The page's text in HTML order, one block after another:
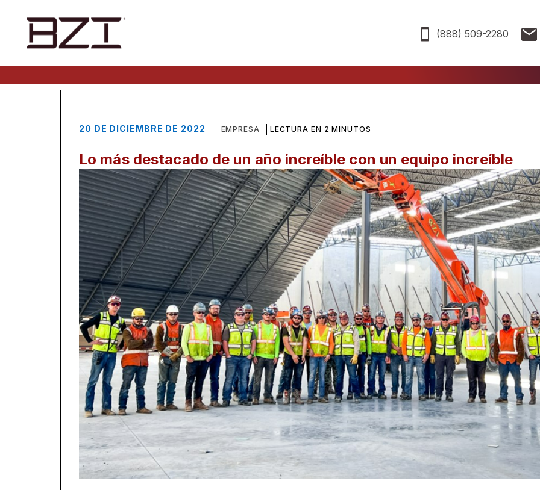
(888) 509-2280
20 DE DICIEMBRE DE 2022 EMPRESA LECTURA EN 2 MINUTOS
Lo más destacado de un año increíble con un equipo increíble